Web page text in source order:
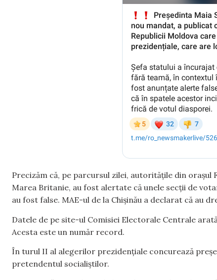
Precizăm că, pe parcursul zilei, autoritățile din
Marea Britanie, au fost alertate că unele secții de
au fost false. MAE-ul de la Chișinău a declarat că au
Datele de pe site-ul Comisiei Electorale Centrale
Acesta este un număr record.
În turul II al alegerilor prezidențiale concurează
pretendentul socialiștilor.